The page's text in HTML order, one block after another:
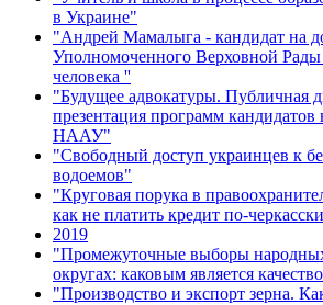
в Украине"
"Андрей Мамалыга - кандидат на
Уполномоченного Верховной
человека ''
"Будущее адвокатуры. Публичная
презентация программ кандидатов
НААУ"
"Свободный доступ украинцев к
водоемов"
"Круговая порука в
как не платить кредит по-
2019
"Промежуточные выборы
округах: каковым является
"Производство и экспорт зерна.